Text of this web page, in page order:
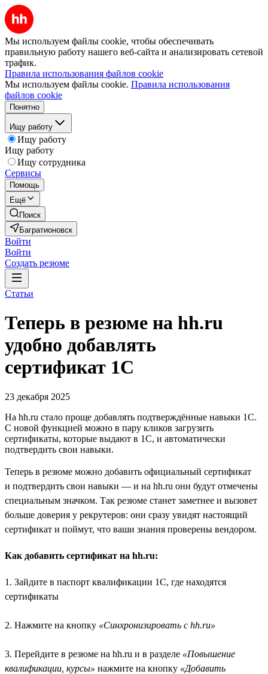
Мы используем файлы cookie, чтобы обеспечивать
правильную работу нашего веб-сайта и анализировать сетевой
трафик.
Правила использования файлов cookie
Мы используем файлы cookie. Правила использования
файлов cookie
Понятно
Ищу работу
Ищу работу
Ищу работу
Ищу сотрудника
Сервисы
Помощь
Ещё
Поиск
Багратионовск
Войти
Войти
Создать резюме
Статьи
Теперь в резюме на hh.ru
удобно добавлять
сертификат 1С
23 декабря 2025
На hh.ru стало проще добавлять подтверждённые навыки 1С.
С новой функцией можно в пару кликов загрузить
сертификаты, которые выдают в 1С, и автоматически
подтвердить свои навыки.
Теперь в резюме можно добавить официальный сертификат
и подтвердить свои навыки — и на hh.ru они будут отмечены
специальным значком. Так резюме станет заметнее и вызовет
больше доверия у рекрутеров: они сразу увидят настоящий
сертификат и поймут, что ваши знания проверены вендором.
Как добавить сертификат на hh.ru:
1. Зайдите в паспорт квалификации 1С, где находятся
сертификаты
2. Нажмите на кнопку «Синхронизировать с hh.ru»
3. Перейдите в резюме на hh.ru и в разделе «Повышение
квалификации, курсы» нажмите на кнопку «Добавить